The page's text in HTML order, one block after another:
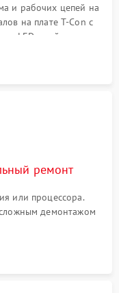
и рабочих цепей на
на плате T-Con с
LED-драйвера и
мультиметром.
ремонт
или процессора.
демонтажом
дорожек,
EEPROM